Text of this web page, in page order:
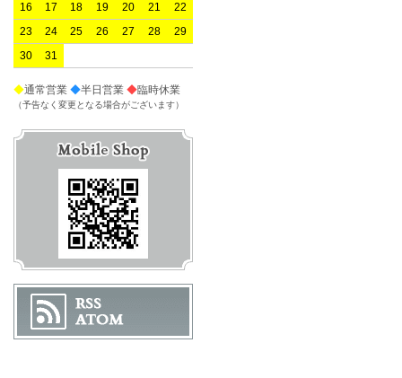
16
17 18 19 20 21
22
23
24 25 26 27 28
29
30
31
◆通常営業 ◆半日営業 ◆臨時休業
（予告なく変更となる場合がございます）